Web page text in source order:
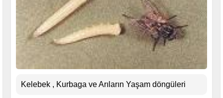
Kelebek , Kurbaga ve Arıların Yaşam döngüleri